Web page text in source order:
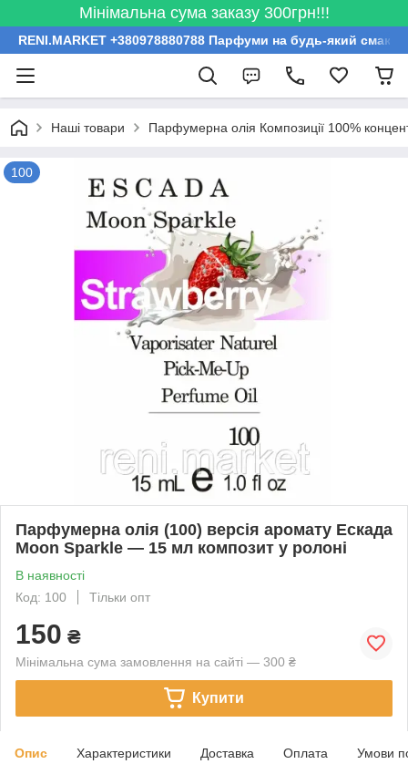
Мінімальна сума заказу 300грн!!!
RENI.MARKET +380978880788 Парфуми на будь-який смак
Наші товари Парфумерна олія Композиції 100%
100
Парфумерна олія (100) версія аромату Ескада
Moon Sparkle — 15 мл композит у ролоні
В наявності
Код: 100
Тільки опт
150 ₴
Мінімальна сума замовлення на сайті — 300 ₴
Купити
Опис Характеристики Доставка Оплата Умови